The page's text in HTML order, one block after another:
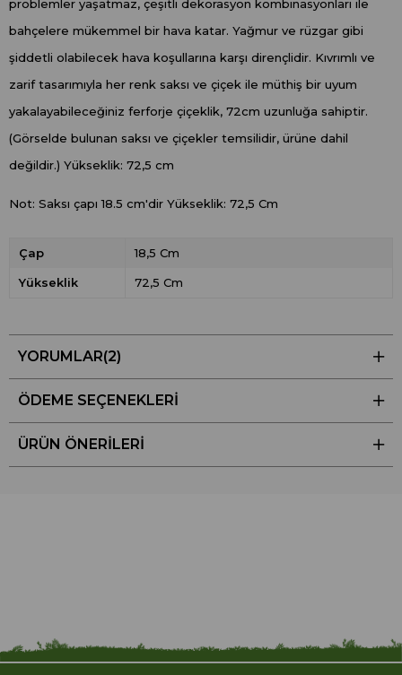
problemler yaşatmaz, çeşitli dekorasyon kombinasyonları ile
bahçelere mükemmel bir hava katar. Yağmur ve rüzgar gibi
şiddetli olabilecek hava koşullarına karşı dirençlidir. Kıvrımlı ve
zarif tasarımıyla her renk saksı ve çiçek ile müthiş bir uyum
yakalayabileceğiniz ferforje çiçeklik, 72cm uzunluğa sahiptir.
(Görselde bulunan saksı ve çiçekler temsilidir, ürüne dahil
değildir.) Yükseklik: 72,5 cm
Not: Saksı çapı 18.5 cm'dir Yükseklik: 72,5 Cm
Çap 18,5 Cm
Yükseklik 72,5 Cm
YORUMLAR(2)
ÖDEME SEÇENEKLERI
ÜRÜN ÖNERILERI